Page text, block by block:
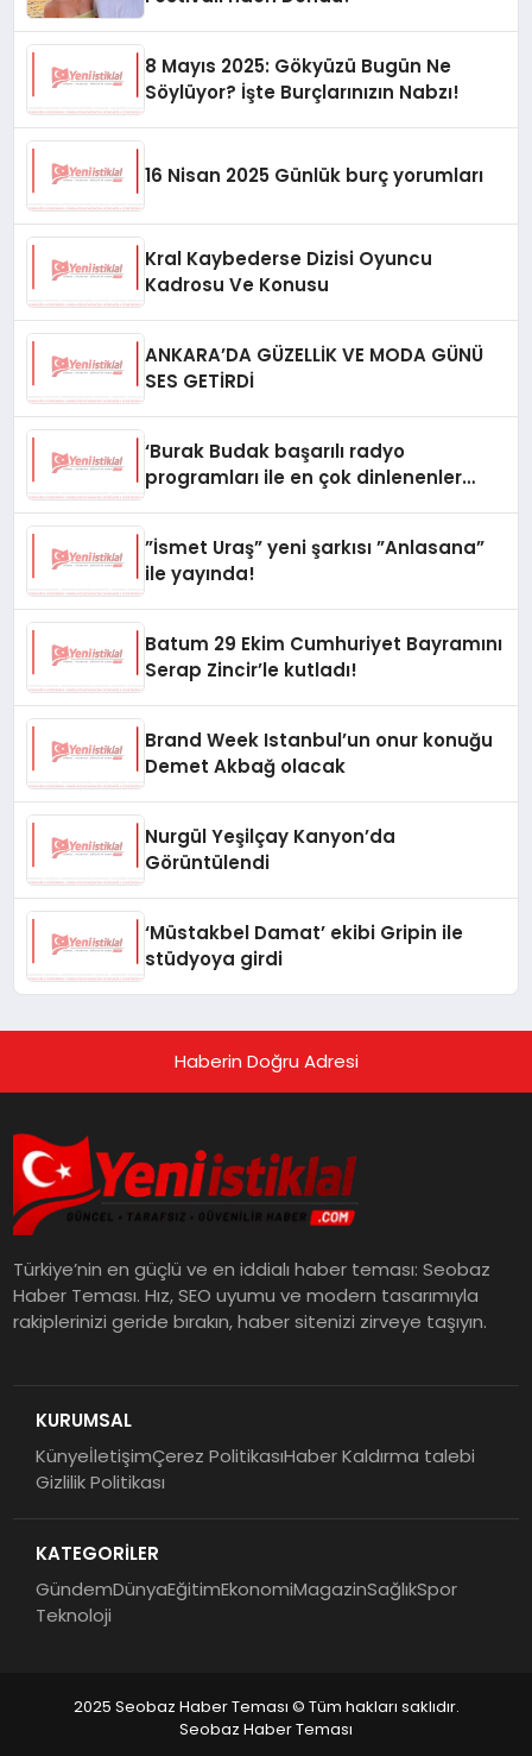
8 Mayıs 2025: Gökyüzü Bugün Ne
Söylüyor? İşte Burçlarınızın Nabzı!
16 Nisan 2025 Günlük burç yorumları
Kral Kaybederse Dizisi Oyuncu
Kadrosu Ve Konusu
ANKARA’DA GÜZELLİK VE MODA GÜNÜ
SES GETİRDİ
‘Burak Budak başarılı radyo
programları ile en çok dinlenenler
”İsmet Uraş” yeni şarkısı ”Anlasana”
ile yayında!
Batum 29 Ekim Cumhuriyet Bayramını
Serap Zincir’le kutladı!
Brand Week Istanbul’un onur konuğu
Demet Akbağ olacak
Nurgül Yeşilçay Kanyon’da
Görüntülendi
‘Müstakbel Damat’ ekibi Gripin ile
stüdyoya girdi
Haberin Doğru Adresi
Türkiye’nin en güçlü ve en iddialı haber teması: Seobaz
Haber Teması. Hız, SEO uyumu ve modern tasarımıyla
rakiplerinizi geride bırakın, haber sitenizi zirveye taşıyın.
KURUMSAL
KünyeİletişimÇerez PolitikasıHaber Kaldırma talebi
Gizlilik Politikası
KATEGORİLER
GündemDünyaEğitimEkonomiMagazinSağlıkSpor
Teknoloji
2025 Seobaz Haber Teması © Tüm hakları saklıdır.
Seobaz Haber Teması